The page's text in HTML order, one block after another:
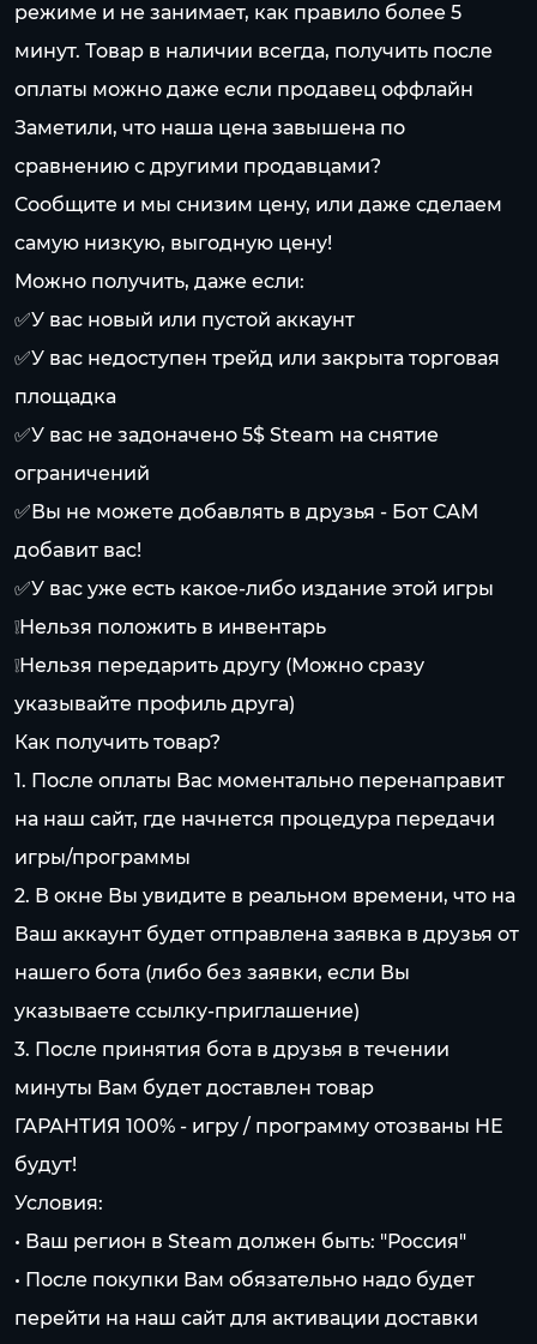
режиме и не занимает, как правило более 5
минут. Товар в наличии всегда, получить после
оплаты можно даже если продавец оффлайн
Заметили, что наша цена завышена по
сравнению с другими продавцами?
Сообщите и мы снизим цену, или даже сделаем
самую низкую, выгодную цену!
Можно получить, даже если:
✅У вас новый или пустой аккаунт
✅У вас недоступен трейд или закрыта торговая
площадка
✅У вас не задоначено 5$ Steam на снятие
ограничений
✅Вы не можете добавлять в друзья - Бот САМ
добавит вас!
✅У вас уже есть какое-либо издание этой игры
❕Нельзя положить в инвентарь
❕Нельзя передарить другу (Можно сразу
указывайте профиль друга)
Как получить товар?
1. После оплаты Вас моментально перенаправит
на наш сайт, где начнется процедура передачи
игры/программы
2. В окне Вы увидите в реальном времени, что на
Ваш аккаунт будет отправлена заявка в друзья от
нашего бота (либо без заявки, если Вы
указываете ссылку-приглашение)
3. После принятия бота в друзья в течении
минуты Вам будет доставлен товар
ГАРАНТИЯ 100% - игру / программу отозваны НЕ
будут!
Условия:
• Ваш регион в Steam должен быть: "Россия"
• После покупки Вам обязательно надо будет
перейти на наш сайт для активации доставки